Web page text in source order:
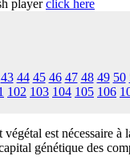
playerclick here
43 44 45 46 47 48 49 50
102 103 104 105 106
est nécessaire à
génétique des